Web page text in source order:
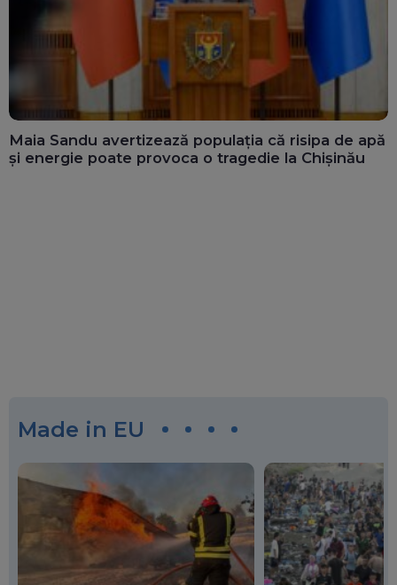
Maia Sandu avertizează populația că risipa de apă
și energie poate provoca o tragedie la Chișinău
Made in EU